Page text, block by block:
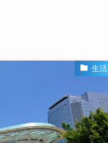
生活